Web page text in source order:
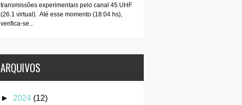
transmissões experimentais pelo canal 45 UHF
(26.1 virtual). Até esse momento (18:04 hs),
verifica-se...
ARQUIVOS
► 2024 (12)